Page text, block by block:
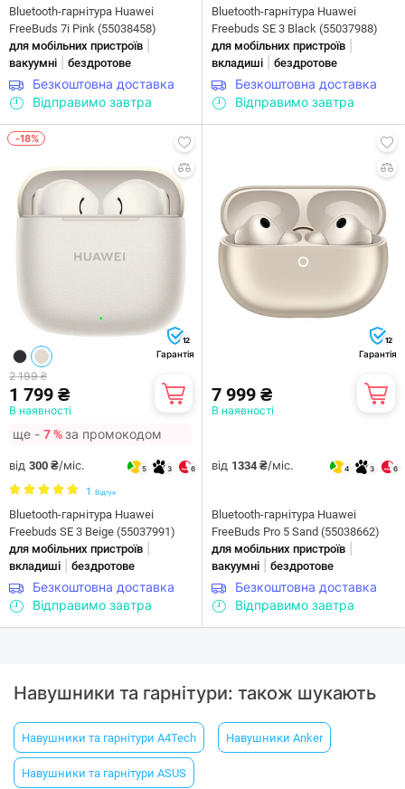
Bluetooth-гарнітура Huawei
FreeBuds 7i Pink (55038458)
для мобільних пристроїв
вакуумні бездротове
Безкоштовна доставка
Відправимо завтра
Bluetooth-гарнітура Huawei
Freebuds SE 3 Black (55037988)
для мобільних пристроїв
вкладиші бездротове
Безкоштовна доставка
Відправимо завтра
-18%
12
Гарантія
2 199 ₴
1 799 ₴
В наявності
ще - 7 %за промокодом
від 300 ₴/міс. 5 3 6
1 Відгук
Bluetooth-гарнітура Huawei
Freebuds SE 3 Beige (55037991)
для мобільних пристроїв
вкладиші бездротове
Безкоштовна доставка
Відправимо завтра
12
Гарантія
7 999 ₴
В наявності
від 1334 ₴/міс. 4 3 6
Bluetooth-гарнітура Huawei
FreeBuds Pro 5 Sand (55038662)
для мобільних пристроїв
вакуумні бездротове
Безкоштовна доставка
Відправимо завтра
Навушники та гарнітури: також шукають
Навушники та гарнітури A4Tech Навушники Anker
Навушники та гарнітури ASUS